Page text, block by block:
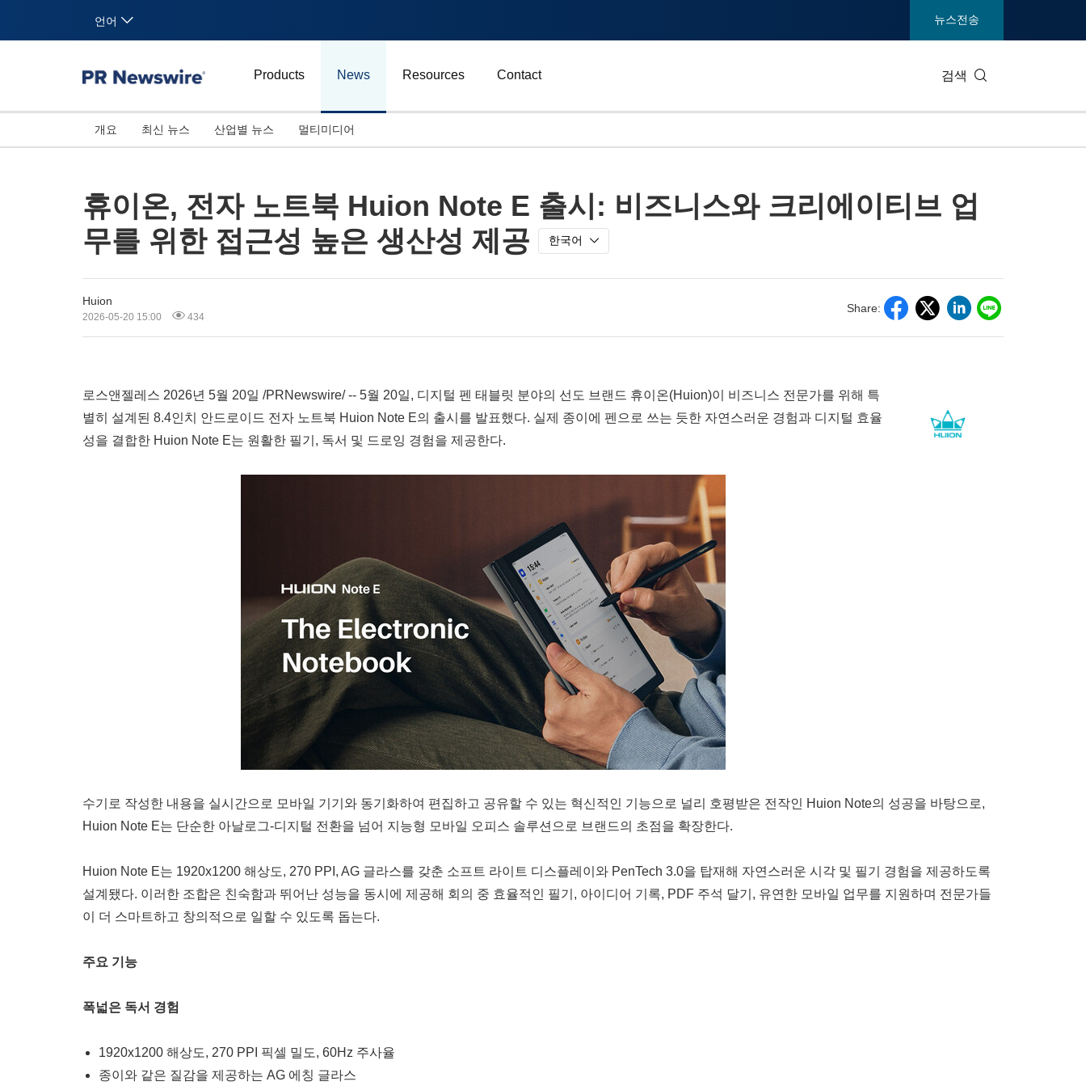
언어 뉴스전송
Products News Resources Contact 검색
개요 최신 뉴스 산업별 뉴스
에너지 엔터테인먼트 및 미디어
비즈니스
멀티미디어
휴이온, 전자 노트북 Huion Note E 출시: 비즈니스와 크리에이티브 업
무를 위한 접근성 높은 생산성 제공
한국어
Huion
2026-05-20 15:00 434
Share:
로스앤젤레스 2026년 5월 20일 /PRNewswire/ -- 5월 20일, 디지털 펜 태블릿 분야의 선도 브랜드 휴이온(Huion)이 비즈니스 전문가를 위해 특
별히 설계된 8.4인치 안드로이드 전자 노트북 Huion Note E의 출시를 발표했다. 실제 종이에 펜으로 쓰는 듯한 자연스러운 경험과 디지털 효율
성을 결합한 Huion Note E는 원활한 필기, 독서 및 드로잉 경험을 제공한다.
수기로 작성한 내용을 실시간으로 모바일 기기와 동기화하여 편집하고 공유할 수 있는 혁신적인 기능으로 널리 호평받은 전작인 Huion Note의 성공을 바탕으로,
Huion Note E는 단순한 아날로그-디지털 전환을 넘어 지능형 모바일 오피스 솔루션으로 브랜드의 초점을 확장한다.
Huion Note E는 1920x1200 해상도, 270 PPI, AG 글라스를 갖춘 소프트 라이트 디스플레이와 PenTech 3.0을 탑재해 자연스러운 시각 및 필기 경험을 제공하도록
설계됐다. 이러한 조합은 친숙함과 뛰어난 성능을 동시에 제공해 회의 중 효율적인 필기, 아이디어 기록, PDF 주석 달기, 유연한 모바일 업무를 지원하며 전문가들
이 더 스마트하고 창의적으로 일할 수 있도록 돕는다.
주요 기능
폭넓은 독서 경험
1920x1200 해상도, 270 PPI 픽셀 밀도, 60Hz 주사율
종이와 같은 질감을 제공하는 AG 에칭 글라스